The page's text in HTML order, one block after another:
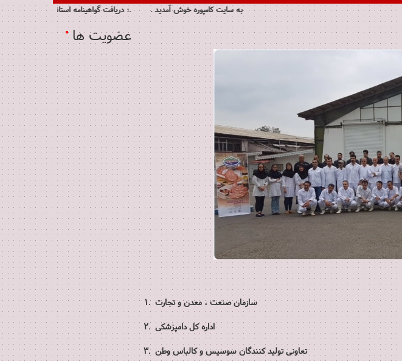
به سایت کامپوره خوش آمدید . .: دریافت گواهینامه استانی رعایت حقوق مصرف کنندگان سال 1394 و 1395 .: واحد نمونه برند برتر ، کیفیت برتر در سال 92
عضویت ها
1. سازمان صنعت ، معدن و تجارت
2. اداره کل دامپزشکی
3. تعاونی تولید کنندگان سوسیس و کالباس وطن